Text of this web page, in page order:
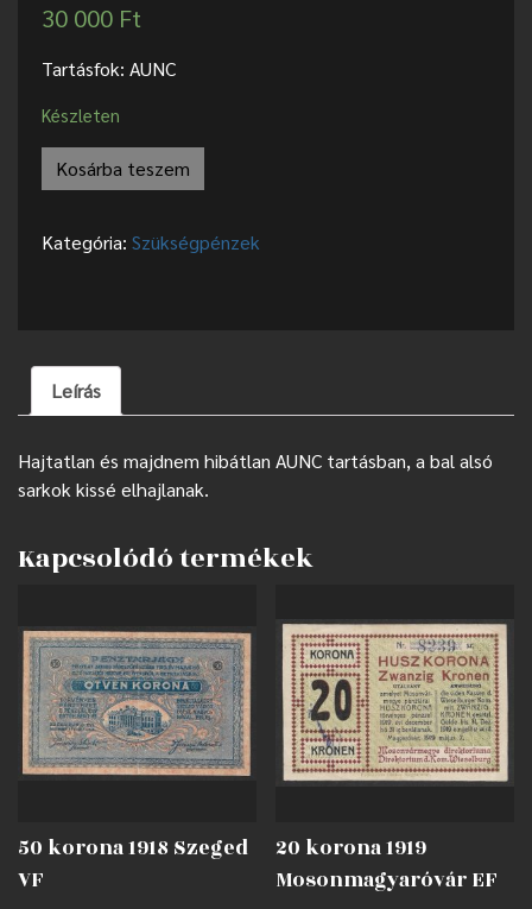
30 000 Ft
Tartásfok: AUNC
Készleten
Kosárba teszem
Kategória: Szükségpénzek
Leírás
Hajtatlan és majdnem hibátlan AUNC tartásban, a bal alsó
sarkok kissé elhajlanak.
Kapcsolódó termékek
50 korona 1918 Szeged
VF
20 korona 1919
Mosonmagyaróvár EF